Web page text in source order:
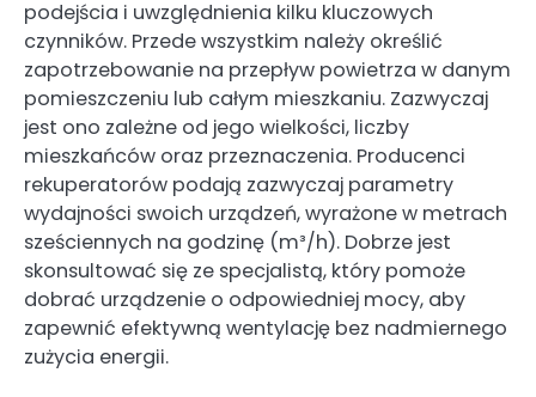
podejścia i uwzględnienia kilku kluczowych
czynników. Przede wszystkim należy określić
zapotrzebowanie na przepływ powietrza w danym
pomieszczeniu lub całym mieszkaniu. Zazwyczaj
jest ono zależne od jego wielkości, liczby
mieszkańców oraz przeznaczenia. Producenci
rekuperatorów podają zazwyczaj parametry
wydajności swoich urządzeń, wyrażone w metrach
sześciennych na godzinę (m³/h). Dobrze jest
skonsultować się ze specjalistą, który pomoże
dobrać urządzenie o odpowiedniej mocy, aby
zapewnić efektywną wentylację bez nadmiernego
zużycia energii.